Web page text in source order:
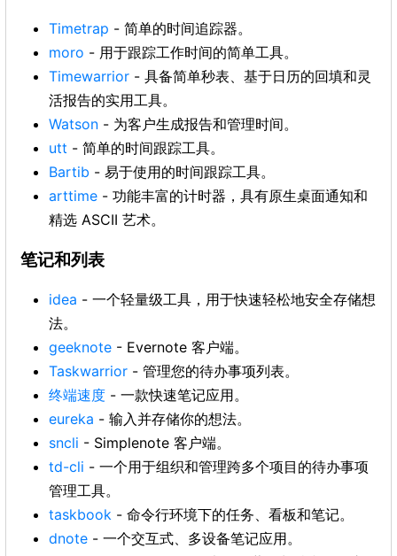
Timetrap - 简单的时间追踪器。
moro - 用于跟踪工作时间的简单工具。
Timewarrior - 具备简单秒表、基于日历的回填和灵
活报告的实用工具。
Watson - 为客户生成报告和管理时间。
utt - 简单的时间跟踪工具。
Bartib - 易于使用的时间跟踪工具。
arttime - 功能丰富的计时器，具有原生桌面通知和
精选 ASCII 艺术。
笔记和列表
idea - 一个轻量级工具，用于快速轻松地安全存储想
法。
geeknote - Evernote 客户端。
Taskwarrior - 管理您的待办事项列表。
终端速度 - 一款快速笔记应用。
eureka - 输入并存储你的想法。
sncli - Simplenote 客户端。
td-cli - 一个用于组织和管理跨多个项目的待办事项
管理工具。
taskbook - 命令行环境下的任务、看板和笔记。
dnote - 一个交互式、多设备笔记应用。